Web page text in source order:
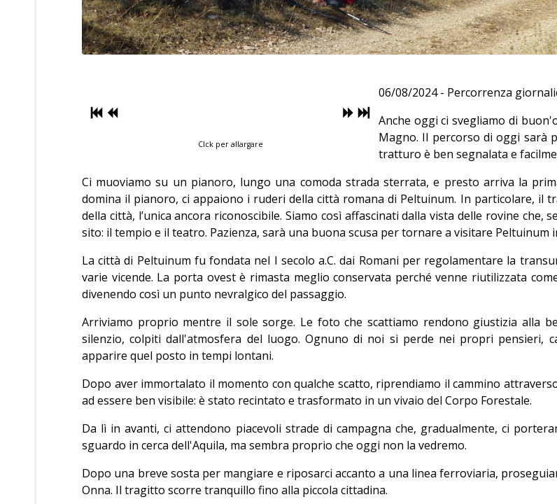
Clck per allargare
06/08/2024 - Percorrenza
Anche oggi ci svegliamo di
Magno. Il percorso di oggi sarà
tratturo è ben segnalata e
Ci muoviamo su un pianoro, lungo una comoda strada sterrata, e presto arriva la
domina il pianoro, ci appaiono i ruderi della città romana di Peltuinum. In particolare, il
della città, l’unica ancora riconoscibile. Siamo così affascinati dalla vista delle rovine
sito: il tempio e il teatro. Pazienza, sarà una buona scusa per tornare a visitare Peltuinum
La città di Peltuinum fu fondata nel I secolo a.C. dai Romani per regolamentare la
varie vicende. La porta ovest è rimasta meglio conservata perché venne riutilizzata
divenendo così un punto nevralgico del passaggio.
Arriviamo proprio mentre il sole sorge. Le foto che scattiamo rendono giustizia alla
silenzio, colpiti dall'atmosfera del luogo. Ognuno di noi si perde nei propri pensieri,
apparire quel posto in tempi lontani.
Dopo aver immortalato il momento con qualche scatto, riprendiamo il cammino
ad essere ben visibile: è stato recintato e trasformato in un vivaio del Corpo Forestale.
Da lì in avanti, ci attendono piacevoli strade di campagna che, gradualmente, ci
sguardo in cerca dell'Aquila, ma sembra proprio che oggi non la vedremo.
Dopo una breve sosta per mangiare e riposarci accanto a una linea ferroviaria,
Onna. Il tragitto scorre tranquillo fino alla piccola cittadina.